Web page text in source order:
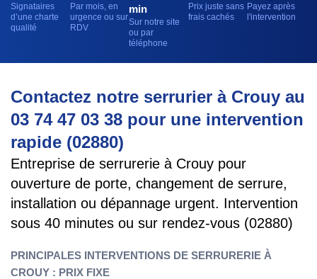
Signataires
d’une charte
qualité
Par mois, en
urgence ou sur
RDV
min
Sur notre site
ou par
téléphone
Prix juste sans
frais cachés
Payez après
l'intervention
Contactez notre serrurier à Crouy au
03 74 47 03 38 pour une intervention
rapide (02880)
Entreprise de serrurerie à Crouy pour
ouverture de porte, changement de serrure,
installation ou dépannage urgent. Intervention
sous 40 minutes ou sur rendez-vous (02880)
PRINCIPALES INTERVENTIONS DE SERRURERIE À
CROUY : PRIX FIXE